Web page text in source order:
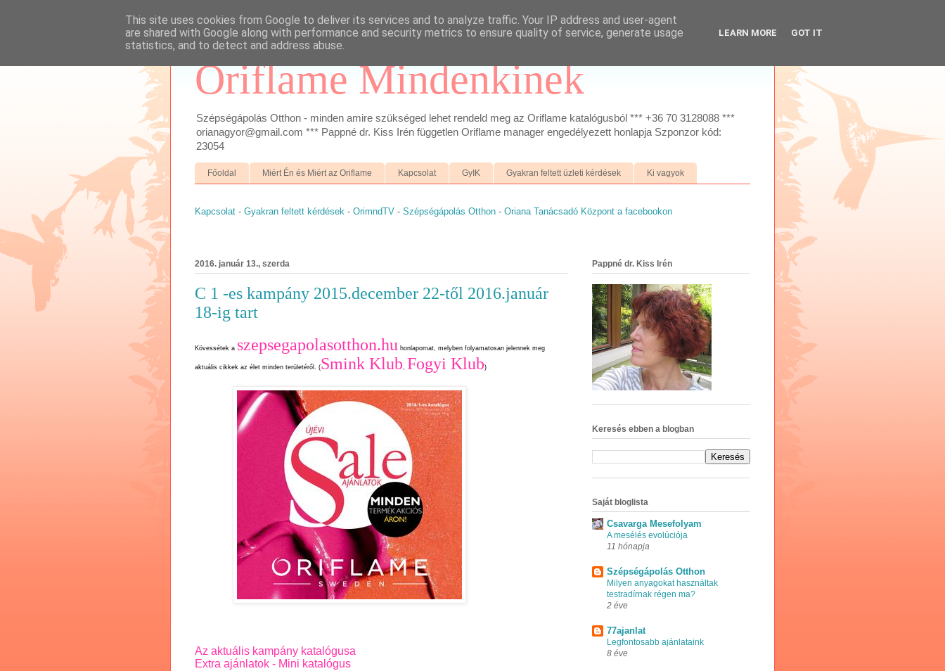
Oriflame Mindenkinek
Szépségápolás Otthon - minden amire szükséged lehet rendeld meg az Oriflame katalógusból *** +36 70 3128088 ***
orianagyor@gmail.com *** Pappné dr. Kiss Irén független Oriflame manager engedélyezett honlapja Szponzor kód:
23054
Főoldal Miért Én és Miért az Oriflame Kapcsolat GyIK Gyakran feltett üzleti kérdések Ki vagyok
Kapcsolat - Gyakran feltett kérdések - OrimndTV - Szépségápolás Otthon - Oriana Tanácsadó Központ a facebookon
2016. január 13., szerda
C 1 -es kampány 2015.december 22-től 2016.január
18-ig tart
Kövessétek a szepsegapolasotthon.hu honlapomat, melyben folyamatosan jelennek meg
aktuális cikkek az élet minden területéről. (Smink Klub, Fogyi Klub)
Az aktuális kampány katalógusa
Extra ajánlatok - Mini katalógus
Pappné dr. Kiss Irén
Keresés ebben a blogban
Saját bloglista
Csavarga Mesefolyam
A mesélés evolúciója
11 hónapja
Szépségápolás Otthon
Milyen anyagokat használtak
testradírnak régen ma?
2 éve
77ajanlat
Legfontosabb ajánlataink
8 éve
This site uses cookies from Google to deliver its services and to analyze traffic. Your IP address and user-agent
are shared with Google along with performance and security metrics to ensure quality of service, generate usage
statistics, and to detect and address abuse.
LEARN MORE GOT IT